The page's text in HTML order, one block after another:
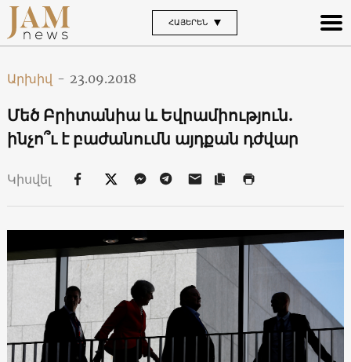
ՀԱՅԵՐԵՆ
Արխիվ - 23.09.2018
Մեծ Բրիտանիա և Եվրամիություն.
ինչո՞ւ է բաժանումն այդքան դժվար
Կիսվել